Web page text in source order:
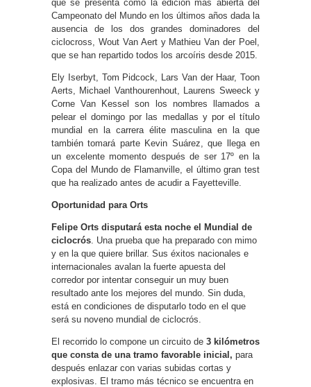
que se presenta como la edición más abierta del
Campeonato del Mundo en los últimos años dada la
ausencia de los dos grandes dominadores del
ciclocross, Wout Van Aert y Mathieu Van der Poel,
que se han repartido todos los arcoíris desde 2015.
Ely Iserbyt, Tom Pidcock, Lars Van der Haar, Toon
Aerts, Michael Vanthourenhout, Laurens Sweeck y
Corne Van Kessel son los nombres llamados a
pelear el domingo por las medallas y por el título
mundial en la carrera élite masculina en la que
también tomará parte Kevin Suárez, que llega en
un excelente momento después de ser 17º en la
Copa del Mundo de Flamanville, el último gran test
que ha realizado antes de acudir a Fayetteville.
Oportunidad para Orts
Felipe Orts disputará esta noche el Mundial de
ciclocrós . Una prueba que ha preparado con mimo
y en la que quiere brillar. Sus éxitos nacionales e
internacionales avalan la fuerte apuesta del
corredor por intentar conseguir un muy buen
resultado ante los mejores del mundo. Sin duda,
está en condiciones de disputarlo todo en el que
será su noveno mundial de ciclocrós.
El recorrido lo compone un circuito de 3 kilómetros
que consta de una tramo favorable inicial, para
después enlazar con varias subidas cortas y
explosivas. El tramo más técnico se encuentra en